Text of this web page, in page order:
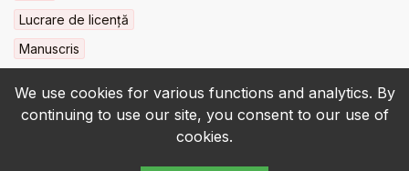
We use cookies for various functions and analytics. By
continuing to use our site, you consent to our use of
cookies.
Lucrare de licență
Manuscris